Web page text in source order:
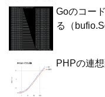
Goのコー
る（
PHPの連